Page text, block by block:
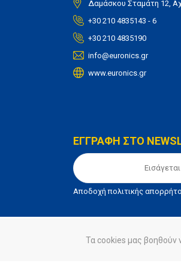
Δαμάσκου Σταμάτη 12,
+30 210 4835143 - 6
+30 210 4835190
info@euronics.gr
www.euronics.gr
ΕΓΓΡΑΦΗ ΣΤΟ
Αποδοχήπολιτικής
© euronics 2020 Όροι
Τα cookies μας βοηθούν